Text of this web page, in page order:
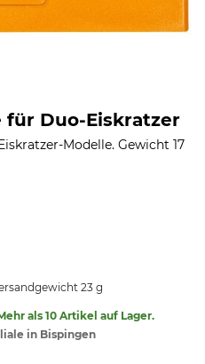
für Duo-Eiskratzer
Modelle. Gewicht 17
23 g
als 10 Artikel auf Lager.
in Bispingen